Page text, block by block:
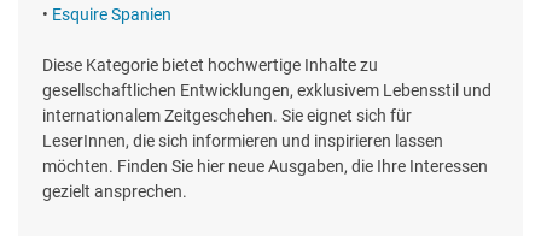
• Esquire Spanien
Diese Kategorie bietet hochwertige Inhalte zu
gesellschaftlichen Entwicklungen, exklusivem Lebensstil und
internationalem Zeitgeschehen. Sie eignet sich für
LeserInnen, die sich informieren und inspirieren lassen
möchten. Finden Sie hier neue Ausgaben, die Ihre Interessen
gezielt ansprechen.